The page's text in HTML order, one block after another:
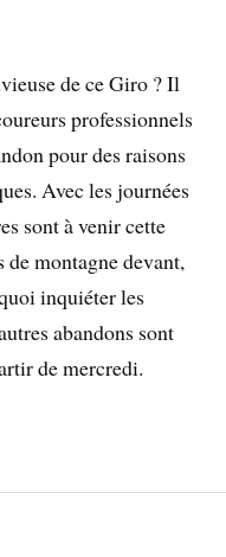
de ce Giro ? Il
professionnels
pour des raisons
Avec les journées
sont à venir cette
de montagne devant,
inquiéter les
abandons sont
de mercredi.